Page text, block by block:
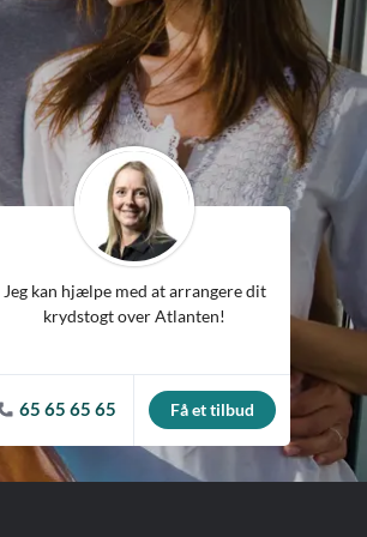
Jeg kan hjælpe med at arrangere dit
krydstogt over Atlanten!
65 65 65 65 Få et tilbud